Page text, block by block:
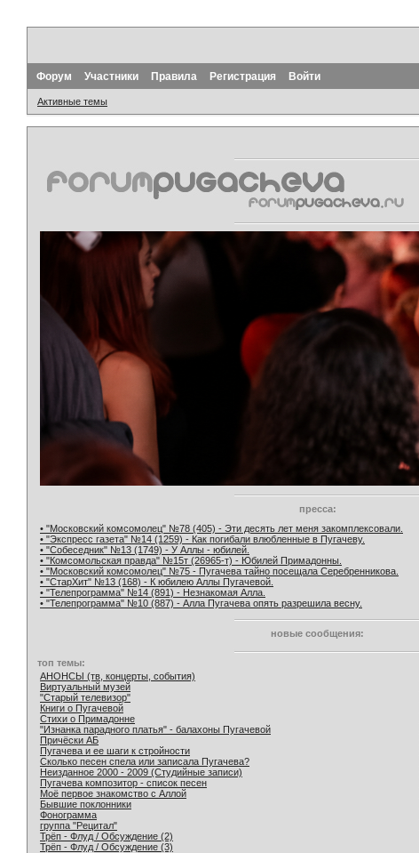
Форум Участники Правила Регистрация Войти
Активные темы
пресса:
• "Московский комсомолец" №78 (405) - Эти десять лет меня закомплексовали.
• "Экспресс газета" №14 (1259) - Как погибали влюбленные в Пугачеву.
• "Собеседник" №13 (1749) - У Аллы - юбилей.
• "Комсомольская правда" №15т (26965-т) - Юбилей Примадонны.
• "Московский комсомолец" №75 - Пугачева тайно посещала Серебренникова.
• "СтарХит" №13 (168) - К юбилею Аллы Пугачевой.
• "Телепрограмма" №14 (891) - Незнакомая Алла.
• "Телепрограмма" №10 (887) - Алла Пугачева опять разрешила весну.
новые сообщения:
топ темы:
АНОНСЫ (тв, концерты, события)
Виртуальный музей
"Старый телевизор"
Книги о Пугачевой
Стихи о Примадонне
"Изнанка парадного платья" - балахоны Пугачевой
Причёски АБ
Пугачева и ее шаги к стройности
Сколько песен спела или записала Пугачева?
Неизданное 2000 - 2009 (Студийные записи)
Пугачева композитор - список песен
Моё первое знакомство с Аллой
Бывшие поклонники
Фонограмма
группа "Рецитал"
Трёп - Флуд / Обсуждение (2)
Трёп - Флуд / Обсуждение (3)